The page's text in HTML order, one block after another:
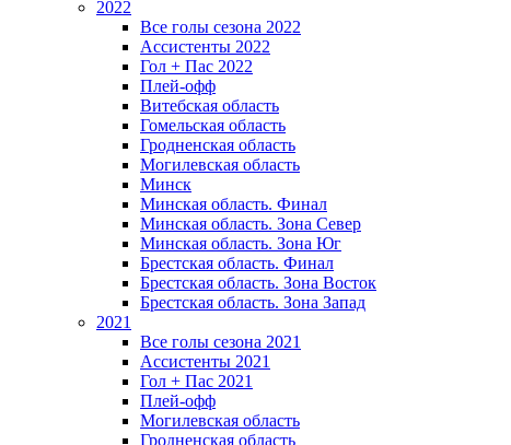
2022
Все голы сезона 2022
Ассистенты 2022
Гол + Пас 2022
Плей-офф
Витебская область
Гомельская область
Гродненская область
Могилевская область
Минск
Mинская область. Финал
Минская область. Зона Север
Минская область. Зона Юг
Брестская область. Финал
Брестская область. Зона Восток
Брестская область. Зона Запад
2021
Все голы сезона 2021
Ассистенты 2021
Гол + Пас 2021
Плей-офф
Могилевская область
Гродненская область